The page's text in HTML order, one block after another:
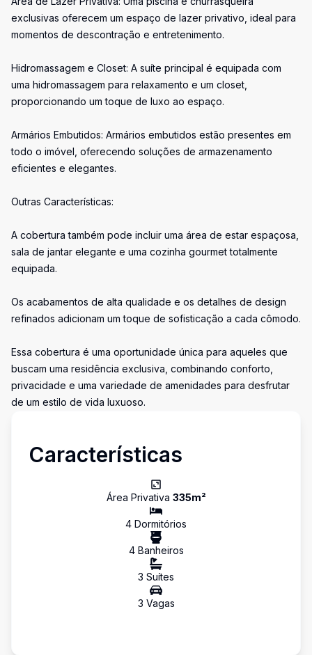
exclusivas oferecem um espaço de lazer privativo, ideal para
momentos de descontração e entretenimento.
Hidromassagem e Closet: A suíte principal é equipada com
uma hidromassagem para relaxamento e um closet,
proporcionando um toque de luxo ao espaço.
Armários Embutidos: Armários embutidos estão presentes em
todo o imóvel, oferecendo soluções de armazenamento
eficientes e elegantes.
Outras Características:
A cobertura também pode incluir uma área de estar espaçosa,
sala de jantar elegante e uma cozinha gourmet totalmente
equipada.
Os acabamentos de alta qualidade e os detalhes de design
refinados adicionam um toque de sofisticação a cada cômodo.
Essa cobertura é uma oportunidade única para aqueles que
buscam uma residência exclusiva, combinando conforto,
privacidade e uma variedade de amenidades para desfrutar
de um estilo de vida luxuoso.
Características
Área Privativa 335m²
4 Dormitórios
4Banheiros
3 Suítes
3 Vagas